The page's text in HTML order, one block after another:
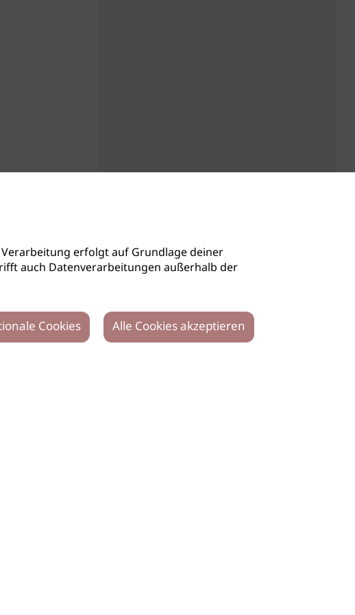
erfolgt auf Grundlage deiner
auch Datenverarbeitungen außerhalb der
Cookies Alle Cookies akzeptieren